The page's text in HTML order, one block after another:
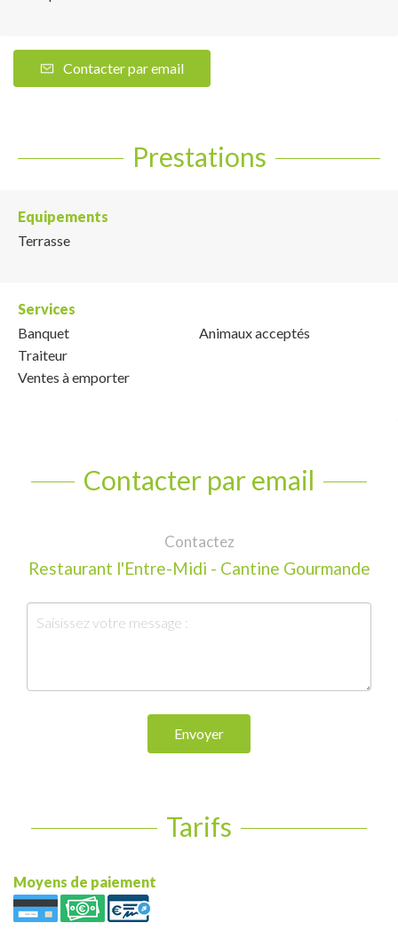
Contacter par email
Prestations
Equipements
Terrasse
Services
Banquet
Traiteur
Ventes à emporter
Animaux acceptés
Contacter par email
Contactez
Restaurant l'Entre-Midi - Cantine Gourmande
Envoyer
Tarifs
Moyens de paiement